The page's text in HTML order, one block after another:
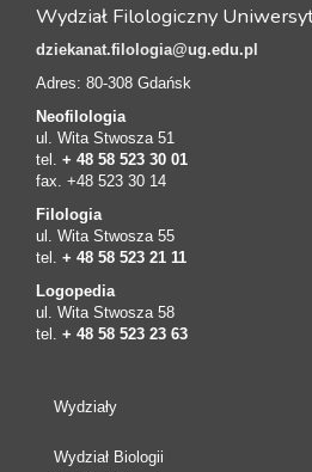
Wydział Filologiczny
dziekanat.filologia@ug.edu.pl
Adres: 80-308 Gdańsk
Neofilologia
ul. Wita Stwosza 51
tel. + 48 58 523 30 01
fax. +48 523 30 14
Filologia
ul. Wita Stwosza 55
tel. + 48 58 523 21 11
Logopedia
ul. Wita Stwosza 58
tel. + 48 58 523 23 63
Wydziały
Wydział Biologii